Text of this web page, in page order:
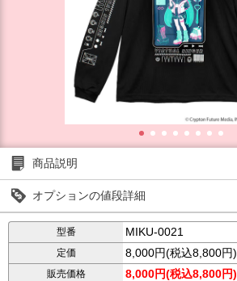
商品説明
オプションの値段詳細
型番 MIKU-0021
定価 8,000円(税込8,800円)
販売価格 8,000円(税込8,800円)